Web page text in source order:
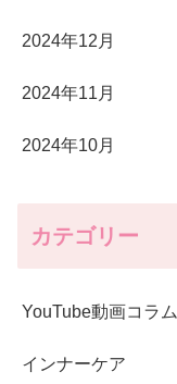
2024年12月
2024年11月
2024年10月
カテゴリー
YouTube動画コラム
インナーケア